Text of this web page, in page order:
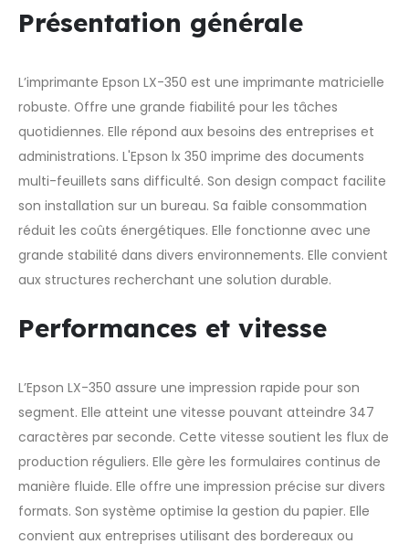
Présentation générale
L’imprimante Epson LX-350 est une imprimante matricielle
robuste. Offre une grande fiabilité pour les tâches
quotidiennes. Elle répond aux besoins des entreprises et
administrations. L'Epson lx 350 imprime des documents
multi-feuillets sans difficulté. Son design compact facilite
son installation sur un bureau. Sa faible consommation
réduit les coûts énergétiques. Elle fonctionne avec une
grande stabilité dans divers environnements. Elle convient
aux structures recherchant une solution durable.
Performances et vitesse
L’Epson LX-350 assure une impression rapide pour son
segment. Elle atteint une vitesse pouvant atteindre 347
caractères par seconde. Cette vitesse soutient les flux de
production réguliers. Elle gère les formulaires continus de
manière fluide. Elle offre une impression précise sur divers
formats. Son système optimise la gestion du papier. Elle
convient aux entreprises utilisant des bordereaux ou